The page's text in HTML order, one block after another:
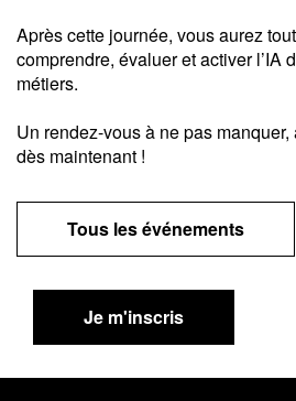
Je m'inscris
Après cette journée, vous aurez
comprendre, évaluer et activer l’IA
métiers.
Un rendez-vous à ne pas
dès maintenant !
Tous les événements